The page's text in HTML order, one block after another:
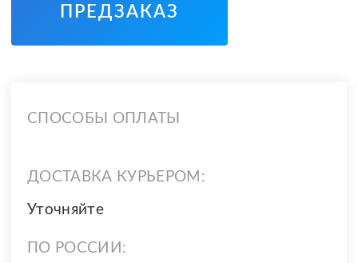
ПРЕДЗАКАЗ
СПОСОБЫ ОПЛАТЫ
ДОСТАВКА КУРЬЕРОМ:
Уточняйте
ПО РОССИИ: